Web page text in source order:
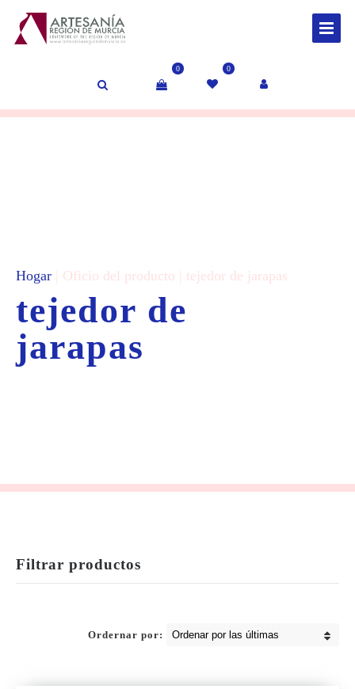
0 0
Hogar | Oficio del producto | tejedor de jarapas
tejedor de
jarapas
Filtrar productos
Ordernar por: